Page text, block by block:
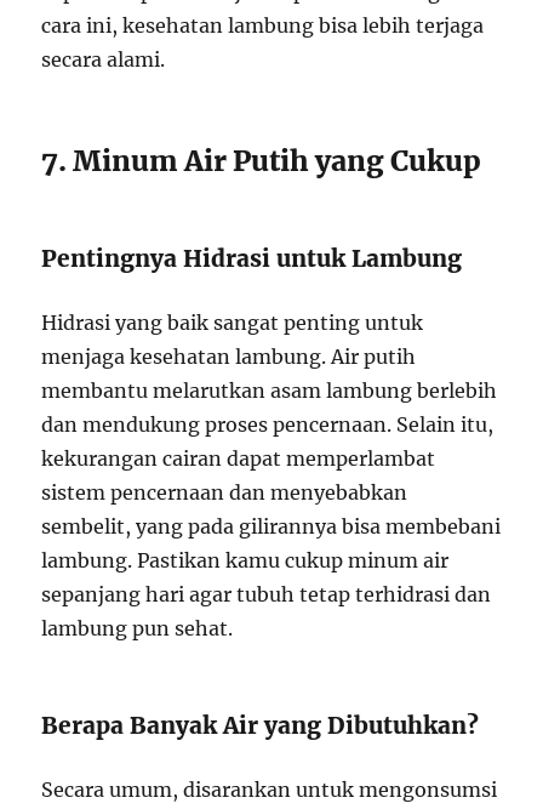
cara ini, kesehatan lambung bisa lebih terjaga
secara alami.
7. Minum Air Putih yang Cukup
Pentingnya Hidrasi untuk Lambung
Hidrasi yang baik sangat penting untuk
menjaga kesehatan lambung. Air putih
membantu melarutkan asam lambung berlebih
dan mendukung proses pencernaan. Selain itu,
kekurangan cairan dapat memperlambat
sistem pencernaan dan menyebabkan
sembelit, yang pada gilirannya bisa membebani
lambung. Pastikan kamu cukup minum air
sepanjang hari agar tubuh tetap terhidrasi dan
lambung pun sehat.
Berapa Banyak Air yang Dibutuhkan?
Secara umum, disarankan untuk mengonsumsi